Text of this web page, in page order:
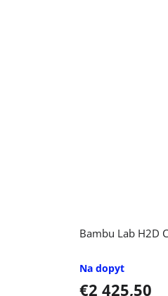
Bambu Lab H2D
Na dopyt
€2 425,50